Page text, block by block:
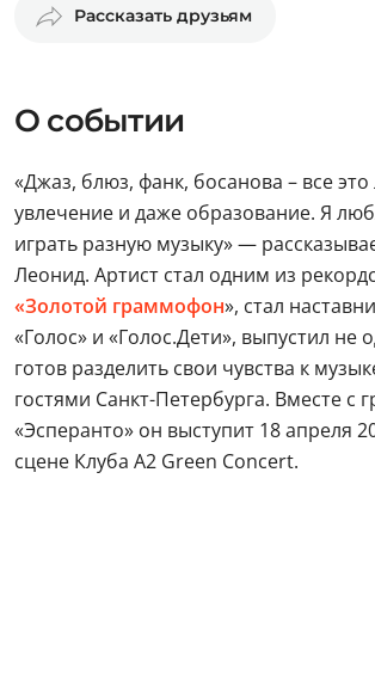
Рассказать друзьям
О событии
«Джаз, блюз, фанк, босанова – все
увлечение и даже образование. Я
играть разную музыку» —
Леонид. Артист стал одним из
«Золотой граммофон», стал
«Голос» и «Голос.Дети», выпустил не
готов разделить свои чувства к
гостями Санкт-Петербурга. Вместе с
«Эсперанто» он выступит 18 апреля
сцене Клуба A2 Green Concert.